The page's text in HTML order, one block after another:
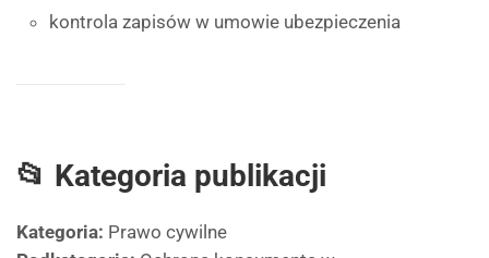
kontrola zapisów w umowie ubezpieczenia
📂 Kategoria publikacji
Kategoria: Prawo cywilne